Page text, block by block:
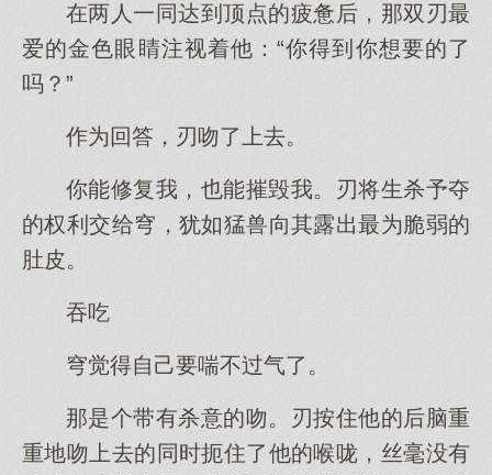
在两人一同达到顶点的疲惫后，那双刃最
爱的金色眼睛注视着他：“你得到你想要的了
吗？”
作为回答，刃吻了上去。
你能修复我，也能摧毁我。刃将生杀予夺
的权利交给穹，犹如猛兽向其露出最为脆弱的
肚皮。
吞吃
穹觉得自己要喘不过气了。
那是个带有杀意的吻。刃按住他的后脑重
重地吻上去的同时扼住了他的喉咙，丝毫没有